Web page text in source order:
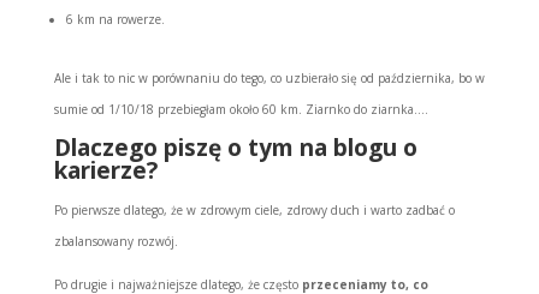
6 km na rowerze.
Ale i tak to nic w porównaniu do tego, co uzbierało się od października, bo w
sumie od 1/10/18 przebiegłam około 60 km. Ziarnko do ziarnka….
Dlaczego piszę o tym na blogu o
karierze?
Po pierwsze dlatego, że w zdrowym ciele, zdrowy duch i warto zadbać o
zbalansowany rozwój.
Po drugie i najważniejsze dlatego, że często przeceniamy to, co